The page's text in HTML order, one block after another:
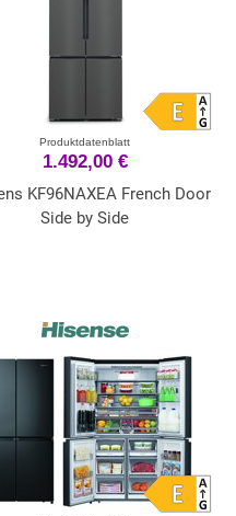
Produktdatenblatt
1.492,00 €
KF96NAXEA French Door
Side by Side